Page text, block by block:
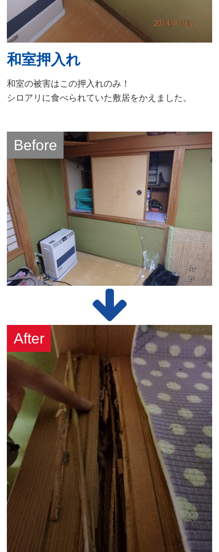
和室押入れ
和室の被害はこの押入れのみ！
シロアリに食べられていた敷居をかえました。